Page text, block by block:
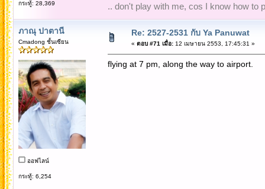
กระทู้: 28,369 .. don't play with me, cos I know how to
ภาณุ ปาตานี
Cmadong ชั้นเซียน
ออฟไลน์
กระทู้: 6,254
Re: 2527-2531 กับ Ya Panuwat
« ตอบ #71 เมื่อ:12 เมษายน 2553, 17:45:31 »
flying at 7 pm, along the way to airport.